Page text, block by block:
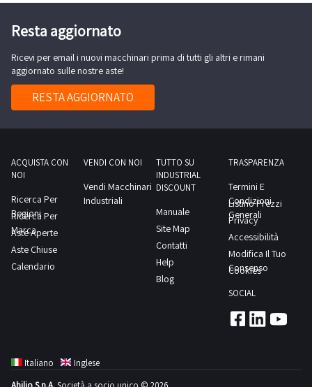
Resta aggiornato
Ricevi per email i nuovi macchinari prima di tutti gli altri e rimani
aggiornato sulle nostre aste!
RESTA AGGIORNATO
ACQUISTA CON
NOI
Ricerca Per
Regioni
Ricerca Per
Marca
Aste Aperte
Aste Chiuse
Calendario
VENDI CON NOI
Vendi Macchinari
Industriali
TUTTO SU
INDUSTRIAL
DISCOUNT
Manuale
Site Map
Contatti
Help
Blog
TRASPARENZA
Termini E
Condizioni
Generali
Listino Prezzi
Privacy
Accessibilità
Modifica Il Tuo
Consenso
Cookies
SOCIAL
Italiano
Inglese